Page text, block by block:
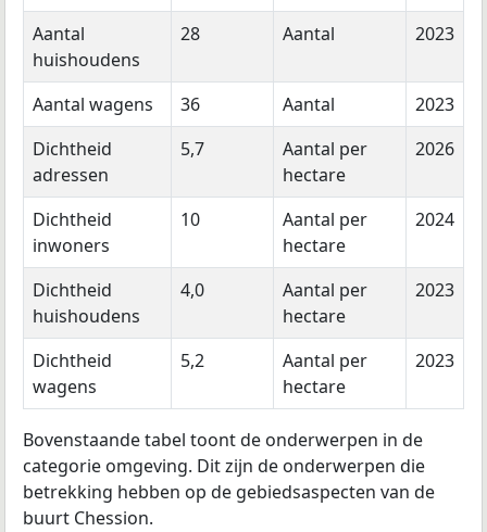
Aantal
huishoudens
28 Aantal 2023
Aantal wagens 36 Aantal
2023
Dichtheid
adressen
5,7
Aantal per
hectare
2026
Dichtheid
inwoners
10
Aantal per
hectare
2024
Dichtheid
huishoudens
4,0
Aantal per
hectare
2023
Dichtheid
wagens
5,2
Aantal per
hectare
2023
Bovenstaande tabel toont de onderwerpen in de
categorie omgeving. Dit zijn de onderwerpen die
betrekking hebben op de gebiedsaspecten van de
buurt Chession.